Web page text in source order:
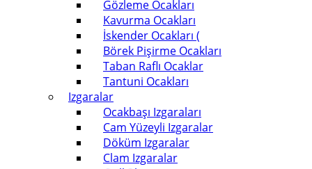
Gözleme Ocakları
Kavurma Ocakları
İskender Ocakları (
Börek Pişirme Ocakları
Taban Raflı Ocaklar
Tantuni Ocakları
Izgaralar
Ocakbaşı Izgaraları
Cam Yüzeyli Izgaralar
Döküm Izgaralar
Clam Izgaralar